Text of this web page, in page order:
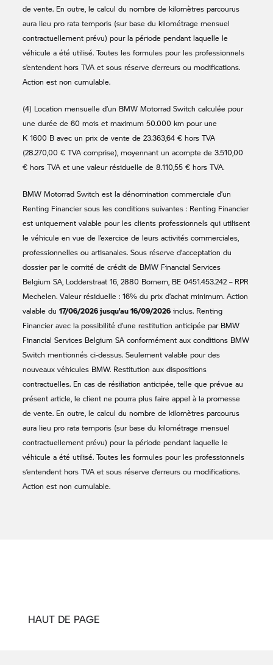
de vente. En outre, le calcul du nombre de kilomètres parcourus
aura lieu pro rata temporis (sur base du kilométrage mensuel
contractuellement prévu) pour la période pendant laquelle le
véhicule a été utilisé. Toutes les formules pour les professionnels
s’entendent hors TVA et sous réserve d’erreurs ou modifications.
Action est non cumulable.
(4) Location mensuelle d’un BMW Motorrad Switch calculée pour
une durée de 60 mois et maximum 50.000 km pour une
K 1600 B avec un prix de vente de 23.363,64 € hors TVA
(28.270,00 € TVA comprise), moyennant un acompte de 3.510,00
€ hors TVA et une valeur résiduelle de 8.110,55 € hors TVA.
BMW Motorrad Switch est la dénomination commerciale d’un
Renting Financier sous les conditions suivantes : Renting Financier
est uniquement valable pour les clients professionnels qui utilisent
le véhicule en vue de l’exercice de leurs activités commerciales,
professionnelles ou artisanales. Sous réserve d’acceptation du
dossier par le comité de crédit de BMW Financial Services
Belgium SA, Lodderstraat 16, 2880 Bornem, BE 0451.453.242 – RPR
Mechelen. Valeur résiduelle : 16% du prix d’achat minimum. Action
valable du17/06/2026 jusqu’au 16/09/2026 inclus. Renting
Financier avec la possibilité d’une restitution anticipée par BMW
Financial Services Belgium SA conformément aux conditions BMW
Switch mentionnés ci-dessus. Seulement valable pour des
nouveaux véhicules BMW. Restitution aux dispositions
contractuelles. En cas de résiliation anticipée, telle que prévue au
présent article, le client ne pourra plus faire appel à la promesse
de vente. En outre, le calcul du nombre de kilomètres parcourus
aura lieu pro rata temporis (sur base du kilométrage mensuel
contractuellement prévu) pour la période pendant laquelle le
véhicule a été utilisé. Toutes les formules pour les professionnels
s’entendent hors TVA et sous réserve d’erreurs ou modifications.
Action est non cumulable.
HAUT DE PAGE